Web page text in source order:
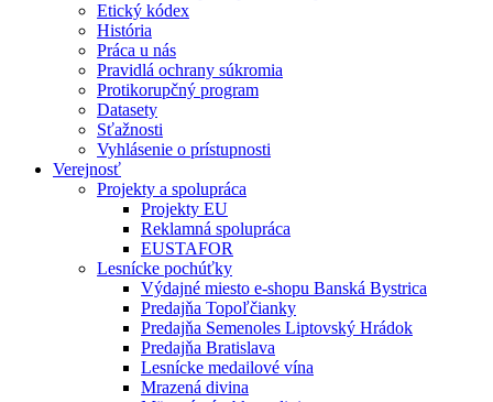
Etický kódex
História
Práca u nás
Pravidlá ochrany súkromia
Protikorupčný program
Datasety
Sťažnosti
Vyhlásenie o prístupnosti
Verejnosť
Projekty a spolupráca
Projekty EU
Reklamná spolupráca
EUSTAFOR
Lesnícke pochúťky
Výdajné miesto e-shopu Banská Bystrica
Predajňa Topoľčianky
Predajňa Semenoles Liptovský Hrádok
Predajňa Bratislava
Lesnícke medailové vína
Mrazená divina